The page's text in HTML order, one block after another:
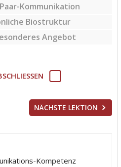
Kommunikation
Biostruktur
Angebot
NÄCHSTE LEKTION
Kompetenz